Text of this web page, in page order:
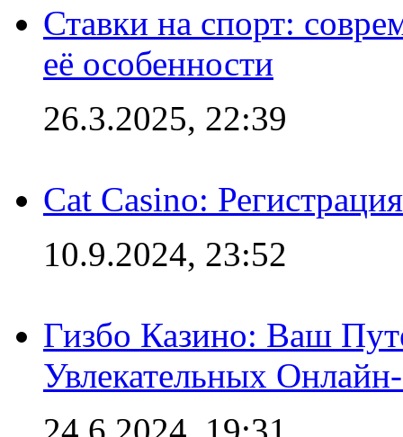
Ставки на спорт:
её особенности
26.3.2025, 22:39
Cat Casino:
10.9.2024, 23:52
Гизбо Казино: Ваш
Увлекательных